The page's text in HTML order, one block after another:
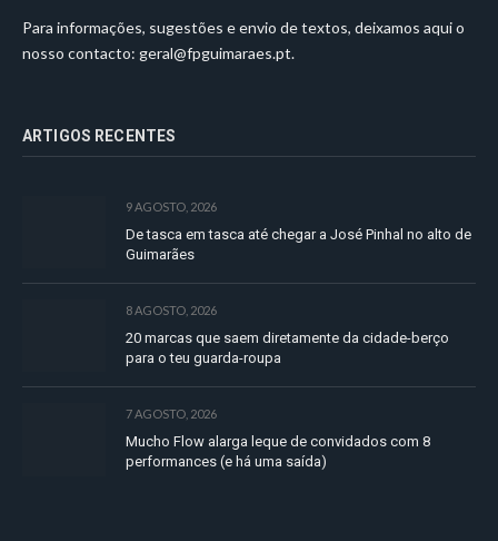
Para informações, sugestões e envio de textos, deixamos aqui o
nosso contacto: geral@fpguimaraes.pt.
ARTIGOS RECENTES
9 AGOSTO, 2026
De tasca em tasca até chegar a José Pinhal no alto de
Guimarães
8 AGOSTO, 2026
20 marcas que saem diretamente da cidade-berço
para o teu guarda-roupa
7 AGOSTO, 2026
Mucho Flow alarga leque de convidados com 8
performances (e há uma saída)